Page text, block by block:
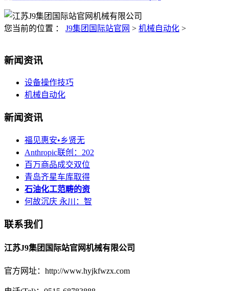
您当前的位置 ： J9集团国际站官网 > 机械自动化 >
新闻资讯
设备操作技巧
机械自动化
新闻资讯
福见惠安•乡贤无
Anthropic联创：202
百万商品成交双位
青岛齐星车库取得
石油化工范畴的资
何故沉庆 永川：智
联系我们
江苏J9集团国际站官网机械有限公司
官方网址：http://www.hyjkfwzx.com